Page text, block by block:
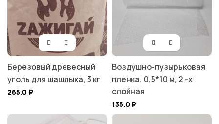
Березовый древесный
уголь для шашлыка, 3 кг
265.0 ₽
Воздушно-пузырьковая
пленка, 0,5*10 м, 2 -х
слойная
135.0 ₽